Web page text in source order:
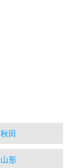
秋田
山形